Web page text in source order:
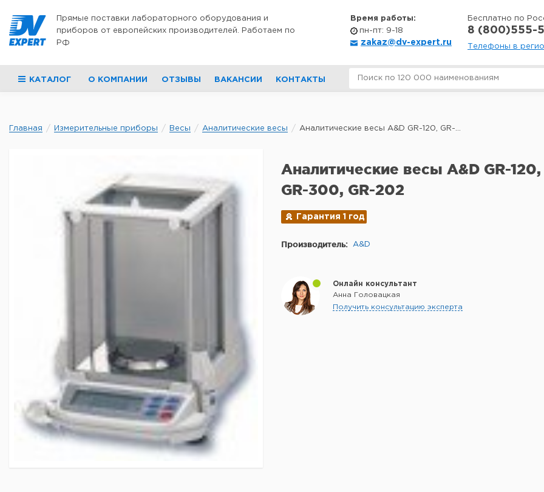
Прямые поставки лабораторного оборудования и
приборов от европейских производителей. Работаем по
РФ
Время работы:
пн-пт: 9-18
zakaz@dv-expert.ru
Бесплатно по
8 (800)555-
Телефоны в
КАТАЛОГ О КОМПАНИИ ОТЗЫВЫ ВАКАНСИИ КОНТАКТЫ
Главная Измерительные приборы Весы Аналитические весы Аналитические весы A&D GR-120, GR-...
Аналитические весы A&D GR-
GR-300, GR-202
Гарантия 1 год
Производитель: A&D
Онлайн консультант
Анна Головацкая
Получить консультацию эксперта